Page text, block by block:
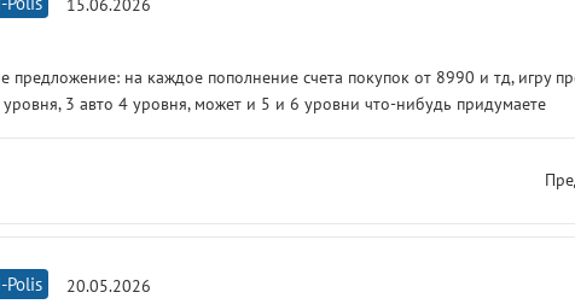
15.06.2026
предложение: на каждое пополнение счета покупок от 8990 и тд, игру
3 авто 4 уровня, может и 5 и 6 уровни что-нибудь придумаете
Polis 20.05.2026